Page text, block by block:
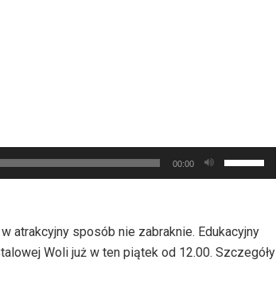
00:00
strzałek
oraz
do
atrakcyjny sposób nie zabraknie. Edukacyjny
Woli już w ten piątek od 12.00. Szczegóły